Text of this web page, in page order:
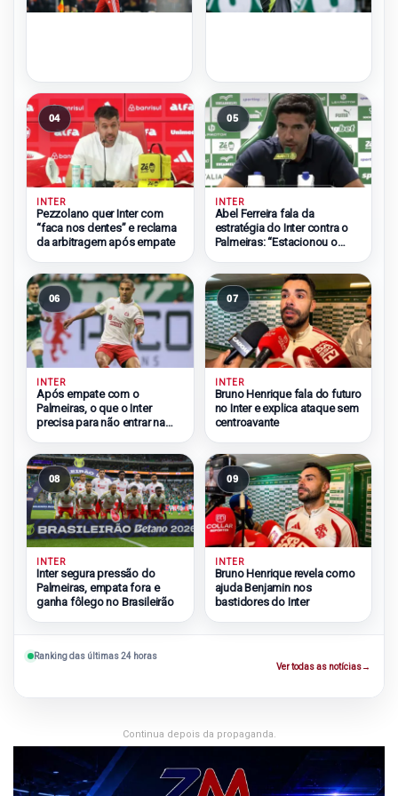
04
INTER
Pezzolano quer Inter com
“faca nos dentes” e reclama
da arbitragem após empate
05
INTER
Abel Ferreira fala da
estratégia do Inter contra o
Palmeiras: “Estacionou o
06
INTER
Após empate com o
Palmeiras, o que o Inter
precisa para não entrar na
07
INTER
Bruno Henrique fala do futuro
no Inter e explica ataque sem
centroavante
08
INTER
Inter segura pressão do
Palmeiras, empata fora e
ganha fôlego no Brasileirão
09
INTER
Bruno Henrique revela como
ajuda Benjamin nos
bastidores do Inter
Ranking das últimas 24 horas
Ver todas as notícias→
Continua depois da propaganda.